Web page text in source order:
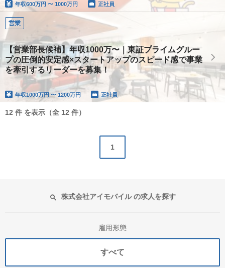
年収600万円 〜 1000万円 正社員
営業
【営業部長候補】年収1000万〜｜東証プライムグルー
プの圧倒的安定感×スタートアップのスピード感で事業
を牽引するリーダーを募集！
年収1000万円 〜 1200万円 正社員
12 件 を表示（全 12 件）
1
株式会社アイモバイル の求人を探す
雇用形態
すべて